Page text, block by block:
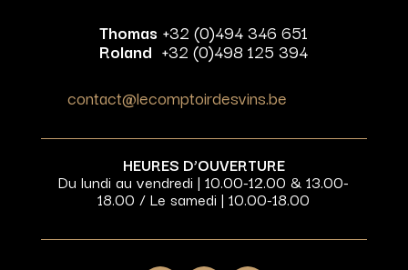
Thomas +32 (0)494 346 651
Roland +32 (0)498 125 394
contact@lecomptoirdesvins.be
HEURES D’OUVERTURE
Du lundi au vendredi | 10.00-12.00 & 13.00-
18.00 / Le samedi | 10.00-18.00